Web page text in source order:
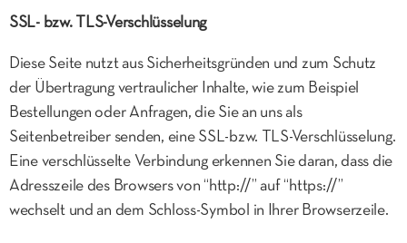
SSL- bzw. TLS-Verschlüsselung
Diese Seite nutzt aus Sicherheitsgründen und zum Schutz
der Übertragung vertraulicher Inhalte, wie zum Beispiel
Bestellungen oder Anfragen, die Sie an uns als
Seitenbetreiber senden, eine SSL-bzw. TLS-Verschlüsselung.
Eine verschlüsselte Verbindung erkennen Sie daran, dass die
Adresszeile des Browsers von “http://” auf “https://”
wechselt und an dem Schloss-Symbol in Ihrer Browserzeile.